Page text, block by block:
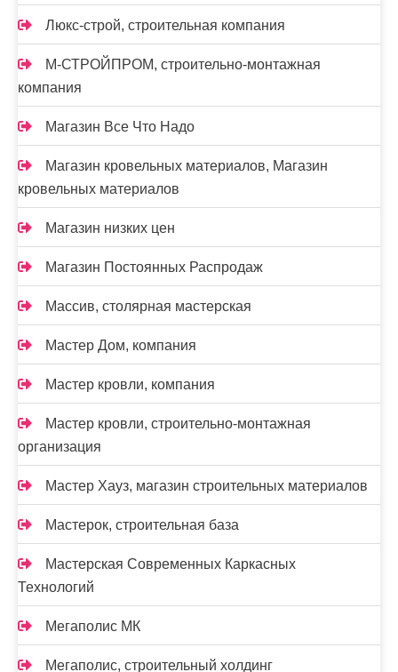
Люкс-строй, строительная компания
М-СТРОЙПРОМ, строительно-монтажная
компания
Магазин Все Что Надо
Магазин кровельных материалов, Магазин
кровельных материалов
Магазин низких цен
Магазин Постоянных Распродаж
Массив, столярная мастерская
Мастер Дом, компания
Мастер кровли, компания
Мастер кровли, строительно-монтажная
организация
Мастер Хауз, магазин строительных материалов
Мастерок, строительная база
Мастерская Современных Каркасных
Технологий
Мегаполис МК
Мегаполис, строительный холдинг